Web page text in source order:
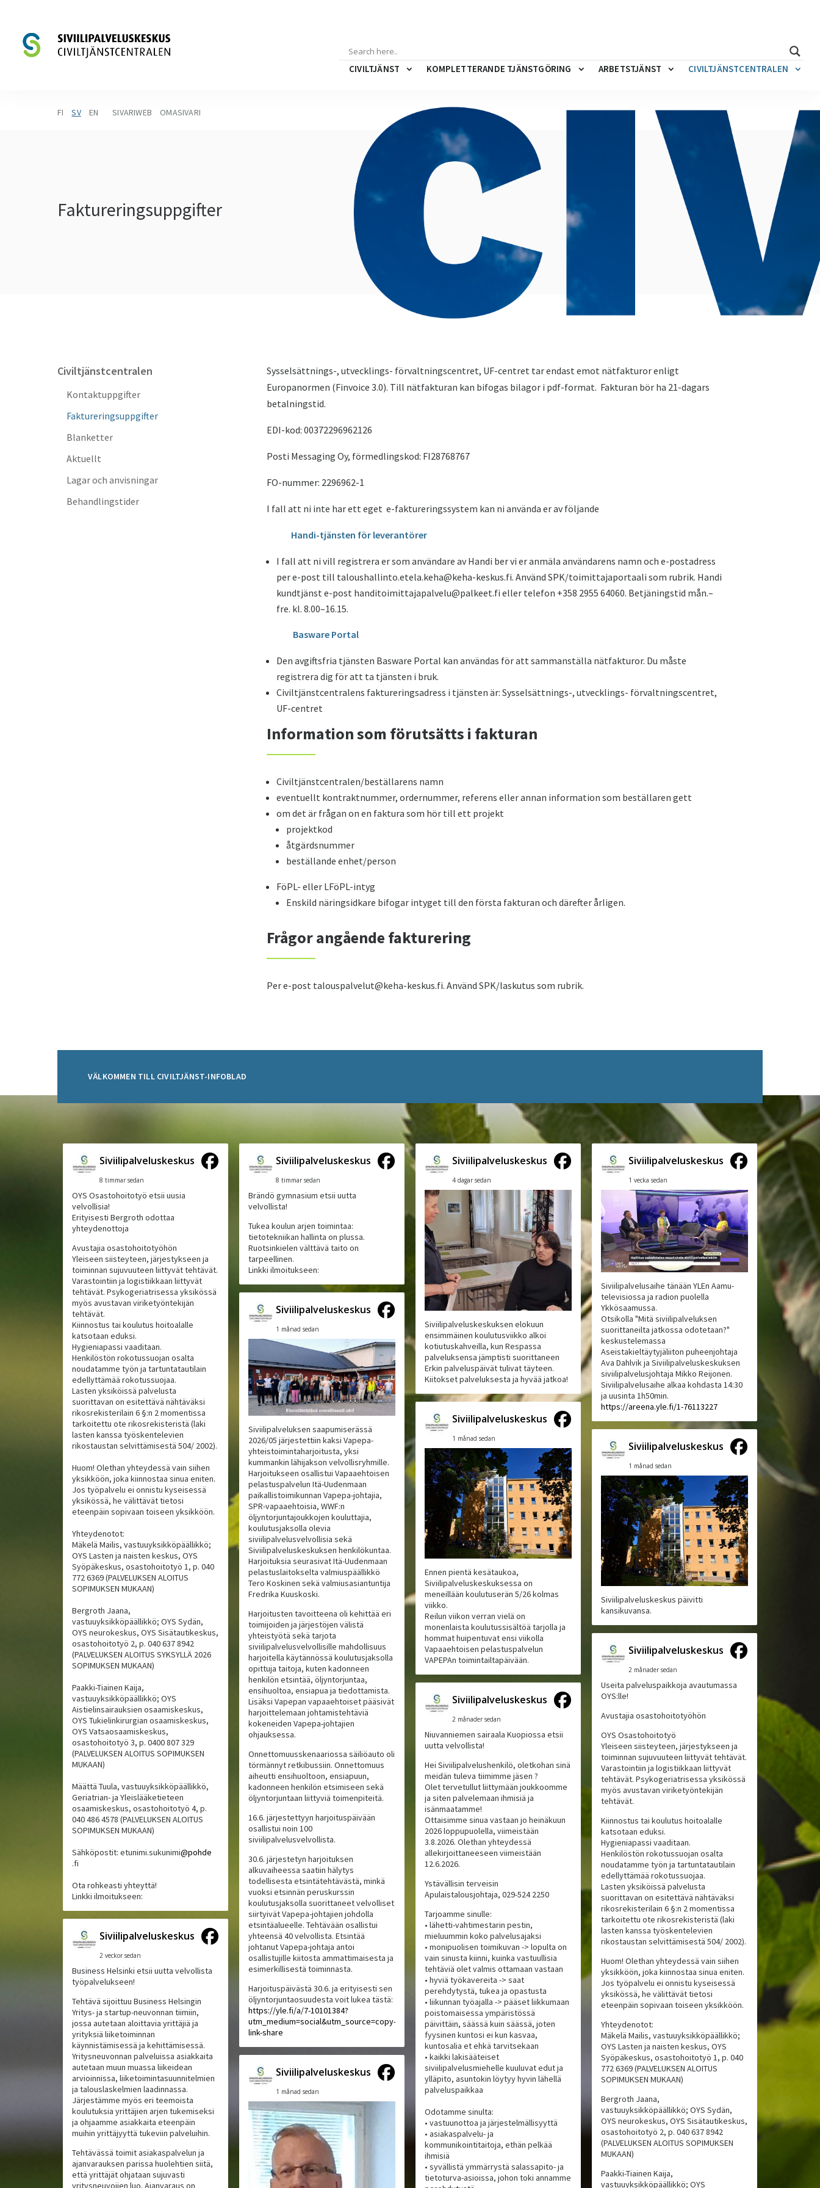
CIVILTJÄNST KOMPLETTERANDE TJÄNSTGÖRING ARBETSTJÄNST CIVILTJÄNSTCENTRALEN
FI SV EN SIVARIWEB OMASIVARI
Faktureringsuppgifter
Civiltjänstcentralen
Kontaktuppgifter
Faktureringsuppgifter
Blanketter
Aktuellt
Lagar och anvisningar
Behandlingstider
Sysselsättnings-, utvecklings- förvaltningscentret, UF-centret tar endast emot nätfakturor enligt
Europanormen (Finvoice 3.0). Till nätfakturan kan bifogas bilagor i pdf-format. Fakturan bör ha 21-dagars
betalningstid.
EDI-kod: 00372296962126
Posti Messaging Oy, förmedlingskod: FI28768767
FO-nummer: 2296962-1
I fall att ni inte har ett eget e-faktureringssystem kan ni använda er av följande
Handi-tjänsten för leverantörer
I fall att ni vill registrera er som användare av Handi ber vi er anmäla användarens namn och e-postadress
per e-post till taloushallinto.etela.keha@keha-keskus.fi. Använd SPK/toimittajaportaali som rubrik. Handi
kundtjänst e-post handitoimittajapalvelu@palkeet.fi eller telefon +358 2955 64060. Betjäningstid mån.–
fre. kl. 8.00–16.15.
Basware Portal
Den avgiftsfria tjänsten Basware Portal kan användas för att sammanställa nätfakturor. Du måste
registrera dig för att ta tjänsten i bruk.
Civiltjänstcentralens faktureringsadress i tjänsten är: Sysselsättnings-, utvecklings- förvaltningscentret,
UF-centret
Information som förutsätts i fakturan
Civiltjänstcentralen/beställarens namn
eventuellt kontraktnummer, ordernummer, referens eller annan information som beställaren gett
om det är frågan on en faktura som hör till ett projekt
projektkod
åtgärdsnummer
beställande enhet/person
FöPL- eller LFöPL-intyg
Enskild näringsidkare bifogar intyget till den första fakturan och därefter årligen.
Frågor angående fakturering
Per e-post talouspalvelut@keha-keskus.fi. Använd SPK/laskutus som rubrik.
VÄLKOMMEN TILL CIVILTJÄNST-INFOBLAD
Siviilipalveluskeskus
8 timmar sedan
OYS Osastohoitotyö etsii uusia
velvollisia!
Erityisesti Bergroth odottaa
yhteydenottoja
Avustajia osastohoitotyöhön
Yleiseen siisteyteen, järjestykseen ja
toiminnan sujuvuuteen liittyvät tehtävät.
Varastointiin ja logistiikkaan liittyvät
tehtävät. Psykogeriatrisessa yksikössä
myös avustavan viriketyöntekijän
tehtävät.
Kiinnostus tai koulutus hoitoalalle
katsotaan eduksi.
Hygieniapassi vaaditaan.
Henkilöstön rokotussuojan osalta
noudatamme työn ja tartuntatautilain
edellyttämää rokotussuojaa.
Lasten yksiköissä palvelusta
suorittavan on esitettävä nähtäväksi
rikosrekisterilain 6 §:n 2 momentissa
tarkoitettu ote rikosrekisteristä (laki
lasten kanssa työskentelevien
rikostaustan selvittämisestä 504/ 2002).
Huom! Olethan yhteydessä vain siihen
yksikköön, joka kiinnostaa sinua eniten.
Jos työpalvelu ei onnistu kyseisessä
yksikössä, he välittävät tietosi
eteenpäin sopivaan toiseen yksikköön.
Yhteydenotot:
Mäkelä Mailis, vastuuyksikköpäällikkö;
OYS Lasten ja naisten keskus, OYS
Syöpäkeskus, osastohoitotyö 1, p. 040
772 6369 (PALVELUKSEN ALOITUS
SOPIMUKSEN MUKAAN)
Bergroth Jaana,
vastuuyksikköpäällikkö; OYS Sydän,
OYS neurokeskus, OYS Sisätautikeskus,
osastohoitotyö 2, p. 040 637 8942
(PALVELUKSEN ALOITUS SYKSYLLÄ 2026
SOPIMUKSEN MUKAAN)
Paakki-Tiainen Kaija,
vastuuyksikköpäällikkö; OYS
Aistielinsairauksien osaamiskeskus,
OYS Tukielinkirurgian osaamiskeskus,
OYS Vatsaosaamiskeskus,
osastohoitotyö 3, p. 0400 807 329
(PALVELUKSEN ALOITUS SOPIMUKSEN
MUKAAN)
Määttä Tuula, vastuuyksikköpäällikkö,
Geriatrian- ja Yleislääketieteen
osaamiskeskus, osastohoitotyö 4, p.
040 486 4578 (PALVELUKSEN ALOITUS
SOPIMUKSEN MUKAAN)
Sähköpostit: etunimi.sukunimi@pohde
.fi
Ota rohkeasti yhteyttä!
Linkki ilmoitukseen:
Siviilipalveluskeskus
2 veckor sedan
Business Helsinki etsii uutta velvollista
työpalvelukseen!
Tehtävä sijoittuu Business Helsingin
Yritys- ja startup-neuvonnan tiimiin,
jossa autetaan aloittavia yrittäjiä ja
yrityksiä liiketoiminnan
käynnistämisessä ja kehittämisessä.
Yritysneuvonnan palveluissa asiakkaita
autetaan muun muassa liikeidean
arvioinnissa, liiketoimintasuunnitelmien
ja talouslaskelmien laadinnassa.
Järjestämme myös eri teemoista
koulutuksia yrittäjien arjen tukemiseksi
ja ohjaamme asiakkaita eteenpäin
muihin yrittäjyyttä tukeviin palveluihin.
Tehtävässä toimit asiakaspalvelun ja
ajanvarauksen parissa huolehtien siitä,
että yrittäjät ohjataan sujuvasti
yritysneuvojien luo. Ajanvaraus on
Siviilipalveluskeskus
8 timmar sedan
Brändö gymnasium etsii uutta
velvollista!
Tukea koulun arjen toimintaa:
tietotekniikan hallinta on plussa.
Ruotsinkielen välttävä taito on
tarpeellinen.
Linkki ilmoitukseen:
Siviilipalveluskeskus
1 månad sedan
Siviilipalveluksen saapumiserässä
2026/05 järjestettiin kaksi Vapepa-
yhteistoimintaharjoitusta, yksi
kummankin lähijakson velvollisryhmille.
Harjoitukseen osallistui Vapaaehtoisen
pelastuspalvelun Itä-Uudenmaan
paikallistoimikunnan Vapepa-johtajia,
SPR-vapaaehtoisia, WWF:n
öljyntorjuntajoukkojen kouluttajia,
koulutusjaksolla olevia
siviilipalvelusvelvollisia sekä
Siviilipalveluskeskuksen henkilökuntaa.
Harjoituksia seurasivat Itä-Uudenmaan
pelastuslaitokselta valmiuspäällikkö
Tero Koskinen sekä valmiusasiantuntija
Fredrika Kuuskoski.
Harjoitusten tavoitteena oli kehittää eri
toimijoiden ja järjestöjen välistä
yhteistyötä sekä tarjota
siviilipalvelusvelvollisille mahdollisuus
harjoitella käytännössä koulutusjaksolla
opittuja taitoja, kuten kadonneen
henkilön etsintää, öljyntorjuntaa,
ensihuoltoa, ensiapua ja tiedottamista.
Lisäksi Vapepan vapaaehtoiset pääsivät
harjoittelemaan johtamistehtäviä
kokeneiden Vapepa-johtajien
ohjauksessa.
Onnettomuusskenaariossa säiliöauto oli
törmännyt retkibussiin. Onnettomuus
aiheutti ensihuoltoon, ensiapuun,
kadonneen henkilön etsimiseen sekä
öljyntorjuntaan liittyviä toimenpiteitä.
16.6. järjestettyyn harjoituspäivään
osallistui noin 100
siviilipalvelusvelvollista.
30.6. järjestetyn harjoituksen
alkuvaiheessa saatiin hälytys
todellisesta etsintätehtävästä, minkä
vuoksi etsinnän peruskurssin
koulutusjaksolla suorittaneet velvolliset
siirtyivät Vapepa-johtajien johdolla
etsintäalueelle. Tehtävään osallistui
yhteensä 40 velvollista. Etsintää
johtanut Vapepa-johtaja antoi
osallistujille kiitosta ammattimaisesta ja
esimerkillisestä toiminnasta.
Harjoituspäivästä 30.6. ja erityisesti sen
öljyntorjuntaosuudesta voit lukea tästä:
https://yle.fi/a/7-10101384?
utm_medium=social&utm_source=copy-
link-share
Siviilipalveluskeskus
1 månad sedan
Siviilipalveluskeskus
4 dagar sedan
Siviilipalveluskeskuksen elokuun
ensimmäinen koulutusviikko alkoi
kotiutuskahveilla, kun Respassa
palveluksensa jämptisti suorittaneen
Erkin palveluspäivät tulivat täyteen.
Kiitokset palveluksesta ja hyvää jatkoa!
Siviilipalveluskeskus
1 månad sedan
Ennen pientä kesätaukoa,
Siviilipalveluskeskuksessa on
meneillään koulutuserän 5/26 kolmas
viikko.
Reilun viikon verran vielä on
monenlaista koulutussisältöä tarjolla ja
hommat huipentuvat ensi viikolla
Vapaaehtoisen pelastuspalvelun
VAPEPAn toimintailtapäivään.
Siviilipalveluskeskus
2 månader sedan
Niuvanniemen sairaala Kuopiossa etsii
uutta velvollista!
Hei Siviilipalvelushenkilö, oletkohan sinä
meidän tuleva tiimimme jäsen ?
Olet tervetullut liittymään joukkoomme
ja siten palvelemaan ihmisiä ja
isänmaatamme!
Ottaisimme sinua vastaan jo heinäkuun
2026 loppupuolella, viimeistään
3.8.2026. Olethan yhteydessä
allekirjoittaneeseen viimeistään
12.6.2026.
Ystävällisin terveisin
Apulaistalousjohtaja, 029-524 2250
Tarjoamme sinulle:
• lähetti-vahtimestarin pestin,
mieluummin koko palvelusajaksi
• monipuolisen toimikuvan -> lopulta on
vain sinusta kiinni, kuinka vastuullisia
tehtäviä olet valmis ottamaan vastaan
• hyviä työkavereita -> saat
perehdytystä, tukea ja opastusta
• liikunnan työajalla -> pääset liikkumaan
poistomaisessa ympäristössä
päivittäin, säässä kuin säässä, joten
fyysinen kuntosi ei kun kasvaa,
kuntosalia et ehkä tarvitsekaan
• kaikki lakisääteiset
siviilipalvelusmiehelle kuuluvat edut ja
ylläpito, asuntokin löytyy hyvin lähellä
palveluspaikkaa
Odotamme sinulta:
• vastuunottoa ja järjestelmällisyyttä
• asiakaspalvelu- ja
kommunikointitaitoja, ethän pelkää
ihmisiä
• syvällistä ymmärrystä salassapito- ja
tietoturva-asioissa, johon toki annamme
Siviilipalveluskeskus
1 vecka sedan
Siviilipalvelusaihe tänään YLEn Aamu-
televisiossa ja radion puolella
Ykkösaamussa.
Otsikolla "Mitä siviilipalveluksen
suorittaneilta jatkossa odotetaan?"
keskustelemassa
Aseistakieltäytyjäliiton puheenjohtaja
Ava Dahlvik ja Siviilipalveluskeskuksen
siviilipalvelusjohtaja Mikko Reijonen.
Siviilipalvelusaihe alkaa kohdasta 14:30
ja uusinta 1h50min.
https://areena.yle.fi/1-76113227
Siviilipalveluskeskus
1 månad sedan
Siviilipalveluskeskus päivitti
kansikuvansa.
Siviilipalveluskeskus
2 månader sedan
Useita palveluspaikkoja avautumassa
OYS:lle!
Avustajia osastohoitotyöhön
OYS Osastohoitotyö
Yleiseen siisteyteen, järjestykseen ja
toiminnan sujuvuuteen liittyvät tehtävät.
Varastointiin ja logistiikkaan liittyvät
tehtävät. Psykogeriatrisessa yksikössä
myös avustavan viriketyöntekijän
tehtävät.
Kiinnostus tai koulutus hoitoalalle
katsotaan eduksi.
Hygieniapassi vaaditaan.
Henkilöstön rokotussuojan osalta
noudatamme työn ja tartuntatautilain
edellyttämää rokotussuojaa.
Lasten yksiköissä palvelusta
suorittavan on esitettävä nähtäväksi
rikosrekisterilain 6 §:n 2 momentissa
tarkoitettu ote rikosrekisteristä (laki
lasten kanssa työskentelevien
rikostaustan selvittämisestä 504/ 2002).
Huom! Olethan yhteydessä vain siihen
yksikköön, joka kiinnostaa sinua eniten.
Jos työpalvelu ei onnistu kyseisessä
yksikössä, he välittävät tietosi
eteenpäin sopivaan toiseen yksikköön.
Yhteydenotot:
Mäkelä Mailis, vastuuyksikköpäällikkö;
OYS Lasten ja naisten keskus, OYS
Syöpäkeskus, osastohoitotyö 1, p. 040
772 6369 (PALVELUKSEN ALOITUS
SOPIMUKSEN MUKAAN)
Bergroth Jaana,
vastuuyksikköpäällikkö; OYS Sydän,
OYS neurokeskus, OYS Sisätautikeskus,
osastohoitotyö 2, p. 040 637 8942
(PALVELUKSEN ALOITUS SOPIMUKSEN
MUKAAN)
Paakki-Tiainen Kaija,
vastuuyksikköpäällikkö; OYS